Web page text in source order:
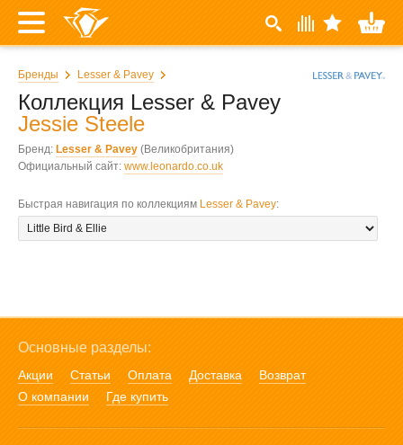
Бренды Lesser & Pavey
Коллекция Lesser & Pavey
Jessie Steele
Бренд: Lesser & Pavey (Великобритания)
Официальный сайт: www.leonardo.co.uk
Быстрая навигация по коллекциям Lesser & Pavey:
Основные разделы:
Акции Статьи Оплата Доставка
Возврат
О компании
Где купить